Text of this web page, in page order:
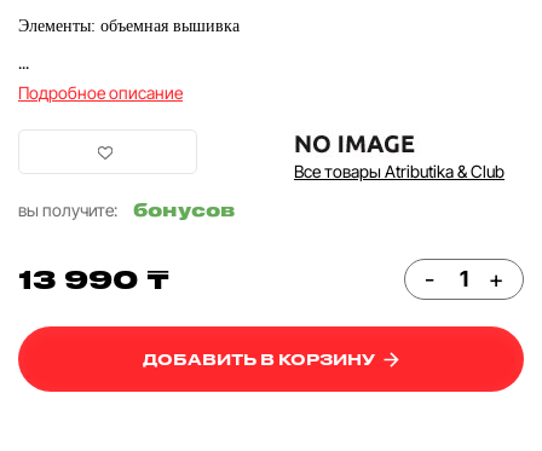
Элементы: объемная вышивка
...
Подробное описание
Все товары Atributika & Club
вы получите:
бонусов
13 990 ₸ - +
ДОБАВИТЬ В КОРЗИНУ